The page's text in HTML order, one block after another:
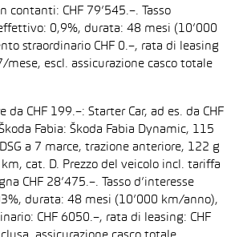
contanti: CHF 79’545.–. Tasso
0,9%, durata: 48 mesi (10’000
straordinario CHF 0.–, rata di leasing
mese, escl. assicurazione casco totale
da CHF 199.–: Starter Car, ad es. da CHF
Fabia: Škoda Fabia Dynamic, 115
a 7 marce, trazione anteriore, 122 g
cat. D. Prezzo del veicolo incl. tariffa
CHF 28’475.–. Tasso d’interesse
durata: 48 mesi (10’000 km/anno),
CHF 6050.–, rata di leasing: CHF